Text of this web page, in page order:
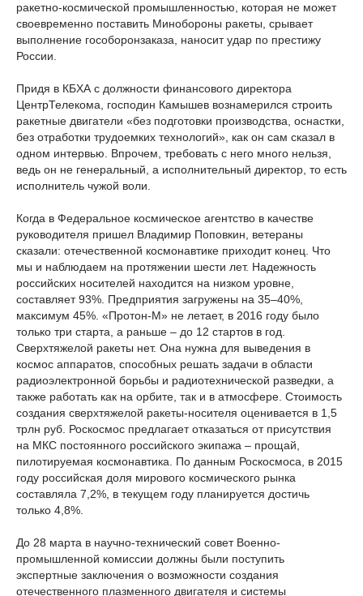
ракетно-космической промышленностью, которая не может
своевременно поставить Минобороны ракеты, срывает
выполнение гособоронзаказа, наносит удар по престижу
России.
Придя в КБХА с должности финансового директора
ЦентрТелекома, господин Камышев вознамерился строить
ракетные двигатели «без подготовки производства, оснастки,
без отработки трудоемких технологий», как он сам сказал в
одном интервью. Впрочем, требовать с него много нельзя,
ведь он не генеральный, а исполнительный директор, то есть
исполнитель чужой воли.
Когда в Федеральное космическое агентство в качестве
руководителя пришел Владимир Поповкин, ветераны
сказали: отечественной космонавтике приходит конец. Что
мы и наблюдаем на протяжении шести лет. Надежность
российских носителей находится на низком уровне,
составляет 93%. Предприятия загружены на 35–40%,
максимум 45%. «Протон-М» не летает, в 2016 году было
только три старта, а раньше – до 12 стартов в год.
Сверхтяжелой ракеты нет. Она нужна для выведения в
космос аппаратов, способных решать задачи в области
радиоэлектронной борьбы и радиотехнической разведки, а
также работать как на орбите, так и в атмосфере. Стоимость
создания сверхтяжелой ракеты-носителя оценивается в 1,5
трлн руб. Роскосмос предлагает отказаться от присутствия
на МКС постоянного российского экипажа – прощай,
пилотируемая космонавтика. По данным Роскосмоса, в 2015
году российская доля мирового космического рынка
составляла 7,2%, в текущем году планируется достичь
только 4,8%.
До 28 марта в научно-технический совет Военно-
промышленной комиссии должны были поступить
экспертные заключения о возможности создания
отечественного плазменного двигателя и системы